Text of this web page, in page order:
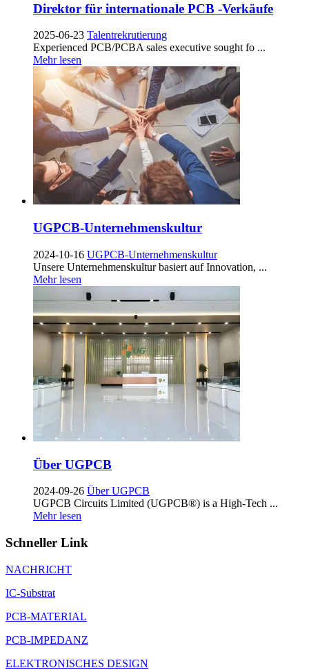
Direktor für internationale PCB -Verkäufe
2025-06-23 Talentrekrutierung
Experienced PCB/PCBA sales executive sought fo ...
Mehr lesen
UGPCB-Unternehmenskultur
2024-10-16 UGPCB-Unternehmenskultur
Unsere Unternehmenskultur basiert auf Innovation, ...
Mehr lesen
Über UGPCB
2024-09-26 Über UGPCB
UGPCB Circuits Limited (UGPCB®) is a High-Tech ...
Mehr lesen
Schneller Link
NACHRICHT
IC-Substrat
PCB-MATERIAL
PCB-IMPEDANZ
ELEKTRONISCHES DESIGN